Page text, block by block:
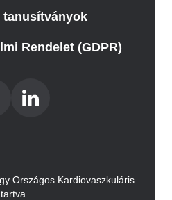
tanusítványok
Rendelet (GDPR)
Országos Kardiovaszkuláris